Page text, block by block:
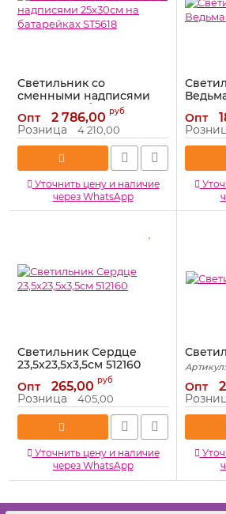
Светильник со
сменными надписями
25х30см на батарейках
ST5618
Артикул: ST5618
Опт 2 786,00 руб
Розница 4 210,00
Уточнить цену и наличие
через WhatsApp
Артикул:
Опт
Светильник Сердце
23,5х23,5х3,5см 512160
Артикул: 328161
Опт 265,00 руб
Розница 405,00
Уточнить цену и наличие
через WhatsApp
Артикул:
Опт